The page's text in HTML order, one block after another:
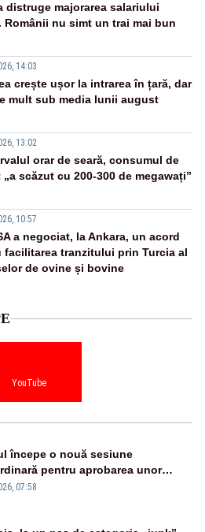
distruge majorarea salariului
Românii nu simt un trai mai bun
14:03
crește ușor la intrarea în țară, dar
mult sub media lunii august
13:02
orar de seară, consumul de
scăzut cu 200-300 de megawați”
10:57
a negociat, la Ankara, un acord
facilitarea tranzitului prin Turcia al
de ovine și bovine
YouTube
începe o nouă sesiune
pentru aprobarea unor
din PNRR
07:58